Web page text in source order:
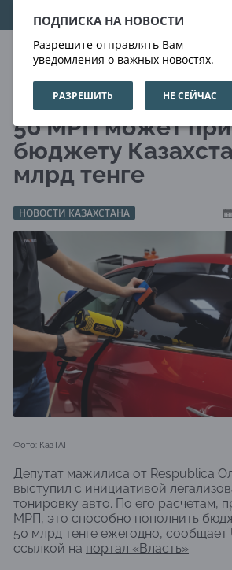
ПОДПИСКА НА НОВОСТИ
Разрешите отправлять Вам
уведомления о важных новостях.
РАЗРЕШИТЬ НЕ СЕЙЧАС
09.08.2026 18:30:22
Легализация
50 МРП может
бюджету
млрд тенге
НОВОСТИ КАЗАХСТАНА
Фото: КазТАГ
Депутат мажилиса от Respublica
выступил с инициативой
тонировку авто. По его расчетам,
МРП, это способно пополнить
50 млрд тенге ежегодно, сообщает
ссылкой на портал «Власть».